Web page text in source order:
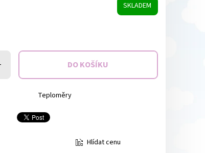
SKLADEM
Teploměry
Hlídat cenu